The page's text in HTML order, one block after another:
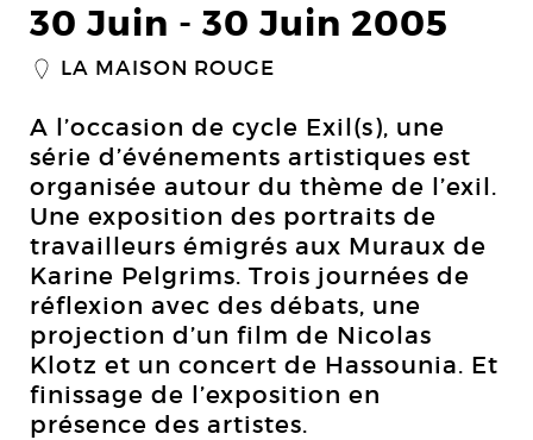
30 Juin - 30 Juin 2005
_ LA MAISON ROUGE
A l’occasion de cycle Exil(s), une
série d’événements artistiques est
organisée autour du thème de l’exil.
Une exposition des portraits de
travailleurs émigrés aux Muraux de
Karine Pelgrims. Trois journées de
réflexion avec des débats, une
projection d’un film de Nicolas
Klotz et un concert de Hassounia. Et
finissage de l’exposition en
présence des artistes.